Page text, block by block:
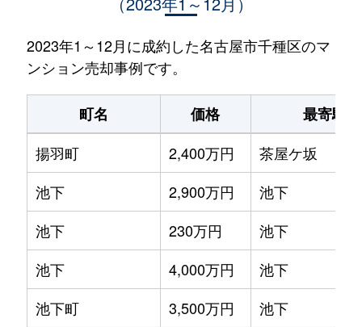
2023年1～12月に成約した名古屋市千種区のマ
ンション売却事例です。
町名 価格
最寄駅
揚羽町
2,400万円
茶屋ケ坂
池下
2,900万円
池下
池下
230万円
池下
池下
4,000万円
池下
池下町
3,500万円
池下